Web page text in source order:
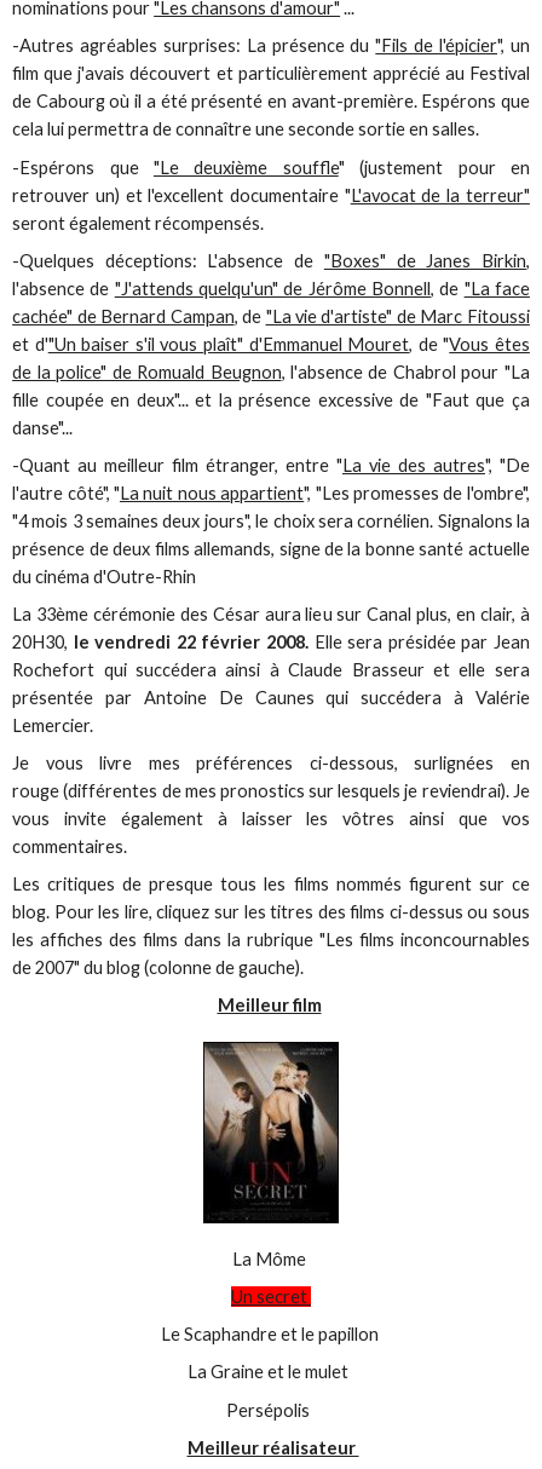
nominations pour"Les chansons d'amour" ...
-Autres agréables surprises: La présence du"Fils de l'épicier", un
film que j'avais découvert et particulièrement apprécié au Festival
de Cabourg où il a été présenté en avant-première. Espérons que
cela lui permettra de connaître une seconde sortie en salles.
-Espérons que "Le deuxième souffle" (justement pour en
retrouver un) et l'excellent documentaire "L'avocat de la terreur"
seront également récompensés.
-Quelques déceptions: L'absence de "Boxes" de Janes Birkin,
l'absence de "J'attends quelqu'un" de Jérôme Bonnell, de "La face
cachée" de Bernard Campan, de "La vie d'artiste" de Marc Fitoussi
et d'"Un baiser s'il vous plaît" d'Emmanuel Mouret, de "Vous êtes
de la police" de Romuald Beugnon, l'absence de Chabrol pour "La
fille coupée en deux"... et la présence excessive de "Faut que ça
danse"...
-Quant au meilleur film étranger, entre "La vie des autres", "De
l'autre côté", "La nuit nous appartient", "Les promesses de l'ombre",
"4 mois 3 semaines deux jours", le choix sera cornélien. Signalons la
présence de deux films allemands, signe de la bonne santé actuelle
du cinéma d'Outre-Rhin
La 33ème cérémonie des César aura lieu sur Canal plus, en clair, à
20H30, le vendredi 22 février 2008. Elle sera présidée par Jean
Rochefort qui succédera ainsi à Claude Brasseur et elle sera
présentée par Antoine De Caunes qui succédera à Valérie
Lemercier.
Je vous livre mes préférences ci-dessous, surlignées en
rouge (différentes de mes pronostics sur lesquels je reviendrai). Je
vous invite également à laisser les vôtres ainsi que vos
commentaires.
Les critiques de presque tous les films nommés figurent sur ce
blog. Pour les lire, cliquez sur les titres des films ci-dessus ou sous
les affiches des films dans la rubrique "Les films inconcournables
de 2007" du blog (colonne de gauche).
Meilleur film
La Môme
Un secret
Le Scaphandre et le papillon
La Graine et le mulet
Persépolis
Meilleur réalisateur